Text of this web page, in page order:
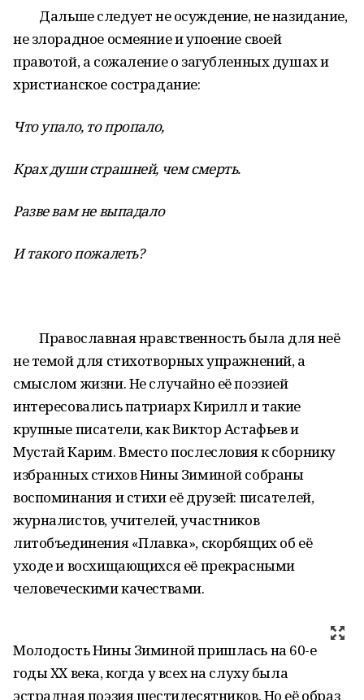
Дальше следует не осуждение, не назидание,
не злорадное осмеяние и упоение своей
правотой, а сожаление о загубленных душах и
христианское сострадание:
Что упало, то пропало,
Крах души страшней, чем смерть.
Разве вам не выпадало
И такого пожалеть?
Православная нравственность была для неё
не темой для стихотворных упражнений, а
смыслом жизни. Не случайно её поэзией
интересовались патриарх Кирилл и такие
крупные писатели, как Виктор Астафьев и
Мустай Карим. Вместо послесловия к сборнику
избранных стихов Нины Зиминой собраны
воспоминания и стихи её друзей: писателей,
журналистов, учителей, участников
литобъединения «Плавка», скорбящих об её
уходе и восхищающихся её прекрасными
человеческими качествами.
Молодость Нины Зиминой пришлась на 60-е
годы ХХ века, когда у всех на слуху была
эстрадная поэзия шестидесятников. Но её образ